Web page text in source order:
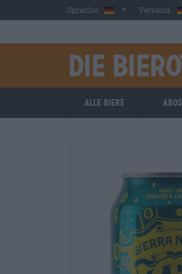
Skip to main contentSprache: GermanVersand:
Alle Biere Abos